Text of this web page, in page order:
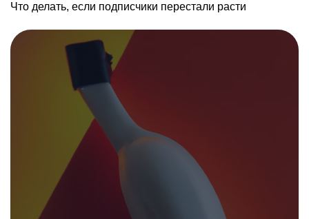
Что делать, если подписчики перестали расти